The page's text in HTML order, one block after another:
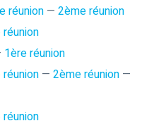
réunion — 2ème réunion
1ère réunion
— 2ème réunion —